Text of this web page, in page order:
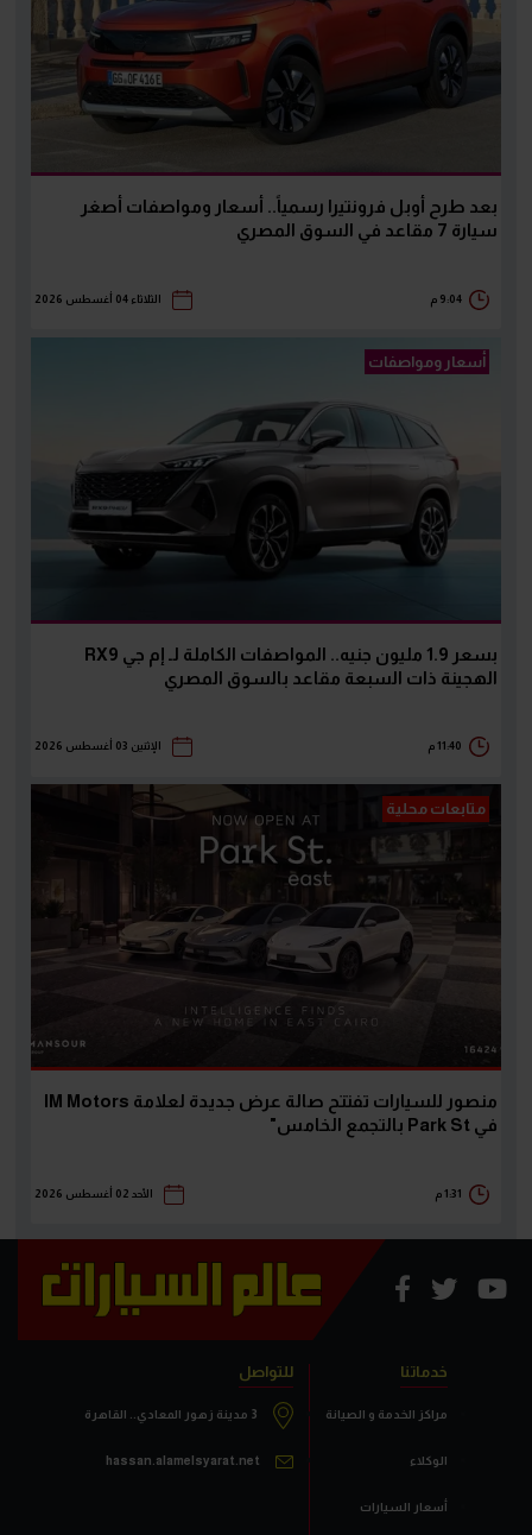
بعد طرح أوبل فرونتيرا رسمياً.. أسعار ومواصفات أصغر
سيارة 7 مقاعد في السوق المصري
9:04 م الثلاثاء 04 أغسطس 2026
أسعار ومواصفات
بسعر 1.9 مليون جنيه.. المواصفات الكاملة لـ إم جي RX9
الهجينة ذات السبعة مقاعد بالسوق المصري
11:40 م الإثنين 03 أغسطس 2026
متابعات محلية
منصور للسيارات تفتتح صالة عرض جديدة لعلامة IM Motors
في Park St بالتجمع الخامس"
1:31 م الأحد 02 أغسطس 2026
خدماتنا
مراكز الخدمة و الصيانة
الوكلاء
أسعار السيارات
للتواصل
3 مدينة زهور المعادي.. القاهرة
hassan.alamelsyarat.net